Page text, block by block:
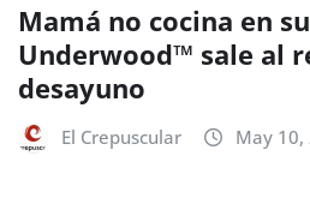
Mamá no cocina en
Underwood™ sale al
desayuno
El Crepuscular May 10,